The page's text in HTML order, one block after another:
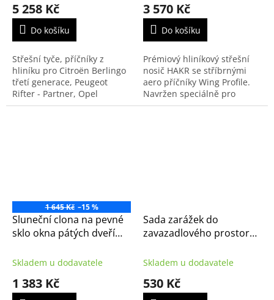
5 258 Kč
Do košíku
Střešní tyče, příčníky z
hliníku pro Citroën Berlingo
třetí generace, Peugeot
Rifter - Partner, Opel
Combo, Fiat Doblo a Toyota
3 570 Kč
Do košíku
Prémiový hliníkový střešní
nosič HAKR se stříbrnými
aero příčníky Wing Profile.
Navržen speciálně pro
novou generaci Toyota
1 645 Kč –15 %
Sluneční clona na pevné
sklo okna pátých dveří
Peugeot Rifter,
Skladem u dodavatele
1 383 Kč
Sada zarážek do
zavazadlového prostoru
(9414EE)
Skladem u dodavatele
530 Kč